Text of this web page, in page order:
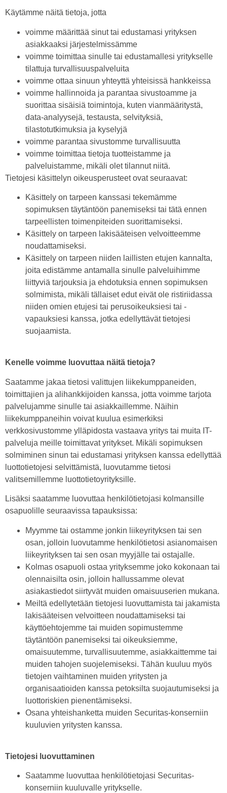
Käytämme näitä tietoja, jotta
voimme määrittää sinut tai edustamasi yrityksen
asiakkaaksi järjestelmissämme
voimme toimittaa sinulle tai edustamallesi yritykselle
tilattuja turvallisuuspalveluita
voimme ottaa sinuun yhteyttä yhteisissä hankkeissa
voimme hallinnoida ja parantaa sivustoamme ja
suorittaa sisäisiä toimintoja, kuten vianmääritystä,
data-analyysejä, testausta, selvityksiä,
tilastotutkimuksia ja kyselyjä
voimme parantaa sivustomme turvallisuutta
voimme toimittaa tietoja tuotteistamme ja
palveluistamme, mikäli olet tilannut niitä.
Tietojesi käsittelyn oikeusperusteet ovat seuraavat:
Käsittely on tarpeen kanssasi tekemämme
sopimuksen täytäntöön panemiseksi tai tätä ennen
tarpeellisten toimenpiteiden suorittamiseksi.
Käsittely on tarpeen lakisääteisen velvoitteemme
noudattamiseksi.
Käsittely on tarpeen niiden laillisten etujen kannalta,
joita edistämme antamalla sinulle palveluihimme
liittyviä tarjouksia ja ehdotuksia ennen sopimuksen
solmimista, mikäli tällaiset edut eivät ole ristiriidassa
niiden omien etujesi tai perusoikeuksiesi tai -
vapauksiesi kanssa, jotka edellyttävät tietojesi
suojaamista.
Kenelle voimme luovuttaa näitä tietoja?
Saatamme jakaa tietosi valittujen liikekumppaneiden,
toimittajien ja alihankkijoiden kanssa, jotta voimme tarjota
palvelujamme sinulle tai asiakkaillemme. Näihin
liikekumppaneihin voivat kuulua esimerkiksi
verkkosivustomme ylläpidosta vastaava yritys tai muita IT-
palveluja meille toimittavat yritykset. Mikäli sopimuksen
solmiminen sinun tai edustamasi yrityksen kanssa edellyttää
luottotietojesi selvittämistä, luovutamme tietosi
valitsemillemme luottotietoyrityksille.
Lisäksi saatamme luovuttaa henkilötietojasi kolmansille
osapuolille seuraavissa tapauksissa:
Myymme tai ostamme jonkin liikeyrityksen tai sen
osan, jolloin luovutamme henkilötietosi asianomaisen
liikeyrityksen tai sen osan myyjälle tai ostajalle.
Kolmas osapuoli ostaa yrityksemme joko kokonaan tai
olennaisilta osin, jolloin hallussamme olevat
asiakastiedot siirtyvät muiden omaisuuserien mukana.
Meiltä edellytetään tietojesi luovuttamista tai jakamista
lakisääteisen velvoitteen noudattamiseksi tai
käyttöehtojemme tai muiden sopimustemme
täytäntöön panemiseksi tai oikeuksiemme,
omaisuutemme, turvallisuutemme, asiakkaittemme tai
muiden tahojen suojelemiseksi. Tähän kuuluu myös
tietojen vaihtaminen muiden yritysten ja
organisaatioiden kanssa petoksilta suojautumiseksi ja
luottoriskien pienentämiseksi.
Osana yhteishanketta muiden Securitas-konserniin
kuuluvien yritysten kanssa.
Tietojesi luovuttaminen
Saatamme luovuttaa henkilötietojasi Securitas-
konserniin kuuluvalle yritykselle.